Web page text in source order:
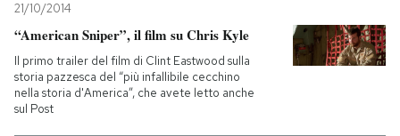
21/10/2014
“American Sniper”, il film su Chris Kyle
Il primo trailer del film di Clint Eastwood sulla
storia pazzesca del “più infallibile cecchino
nella storia d'America”, che avete letto anche
sul Post